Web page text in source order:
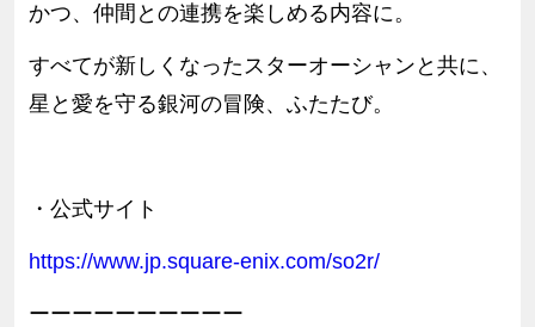
かつ、仲間との連携を楽しめる内容に。
すべてが新しくなったスターオーシャンと共に、
星と愛を守る銀河の冒険、ふたたび。
・公式サイト
https://www.jp.square-enix.com/so2r/
ーーーーーーーーーー